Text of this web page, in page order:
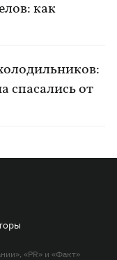
как
спасались от
«PR» и «Факт»